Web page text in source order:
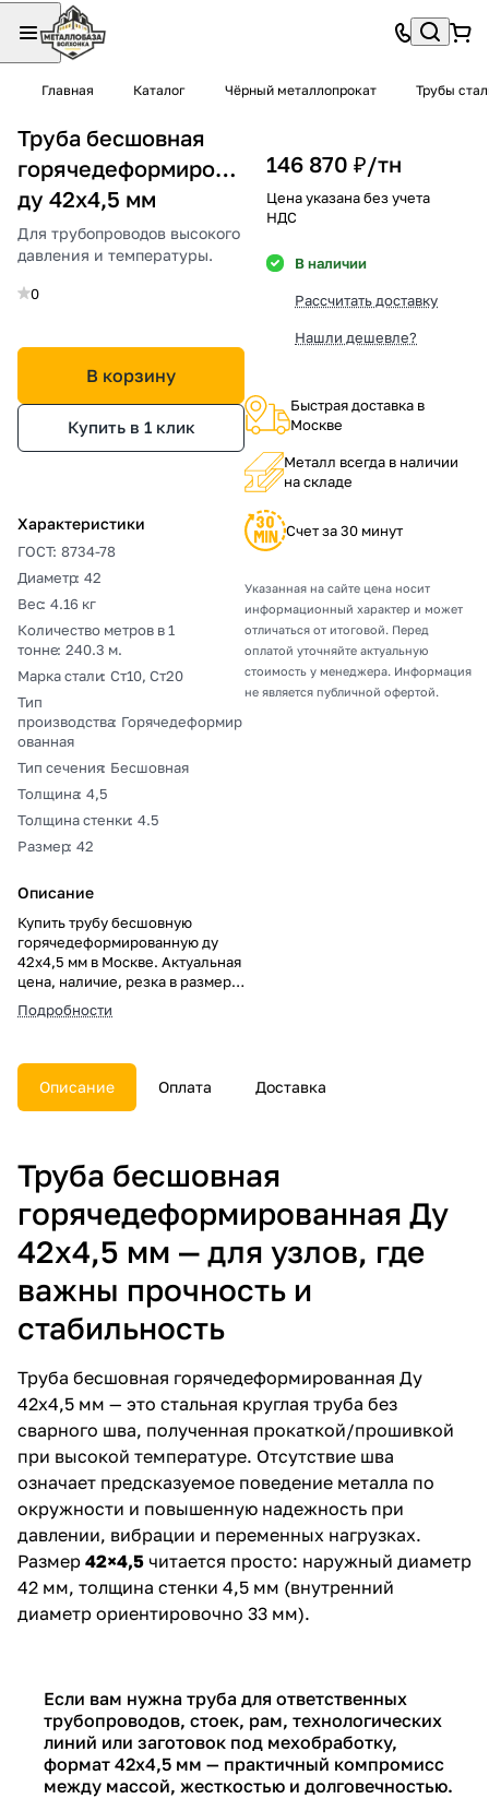
Главная Каталог Чёрный металлопрокат Трубы
Труба бесшовная
горячедеформированная
ду 42х4,5 мм
Для трубопроводов высокого
давления и температуры.
0
В корзину
Купить в 1 клик
Характеристики
ГОСТ: 8734-78
Диаметр: 42
Вес: 4.16 кг
Количество метров в 1
тонне: 240.3 м.
Марка стали: Ст10, Ст20
Тип
производства: Горячедеформир
ованная
Тип сечения: Бесшовная
Толщина: 4,5
Толщина стенки: 4.5
Размер: 42
Описание
Купить трубу бесшовную
горячедеформированную ду
42х4,5 мм в Москве. Актуальная
цена, наличие, резка в размер,
погрузка, доставка, расчет веса
и документы.
Подробности
146 870 ₽/тн
Цена указана без учета
НДС
В наличии
Рассчитать доставку
Нашли дешевле?
Быстрая доставка в
Москве
Металл всегда в наличии
на складе
Счет за 30 минут
Указанная на сайте цена носит
информационный характер и может
отличаться от итоговой. Перед
оплатой уточняйте актуальную
стоимость у менеджера. Информация
не является публичной офертой.
Описание Оплата Доставка
Труба бесшовная
горячедеформированная Ду
42х4,5 мм — для узлов, где
важны прочность и
стабильность
Труба бесшовная горячедеформированная Ду
42х4,5 мм — это стальная круглая труба без
сварного шва, полученная прокаткой/прошивкой
при высокой температуре. Отсутствие шва
означает предсказуемое поведение металла по
окружности и повышенную надежность при
давлении, вибрации и переменных нагрузках.
Размер 42×4,5 читается просто: наружный диаметр
42 мм, толщина стенки 4,5 мм (внутренний
диаметр ориентировочно 33 мм).
Если вам нужна труба для ответственных
трубопроводов, стоек, рам, технологических
линий или заготовок под мехобработку,
формат 42х4,5 мм — практичный компромисс
между массой, жесткостью и долговечностью.